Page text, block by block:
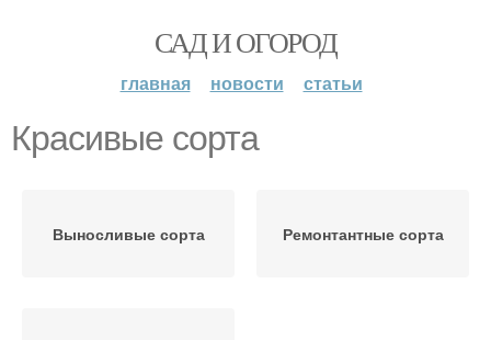
САД И ОГОРОД
главная новости статьи
Красивые сорта
Выносливые сорта Ремонтантные сорта